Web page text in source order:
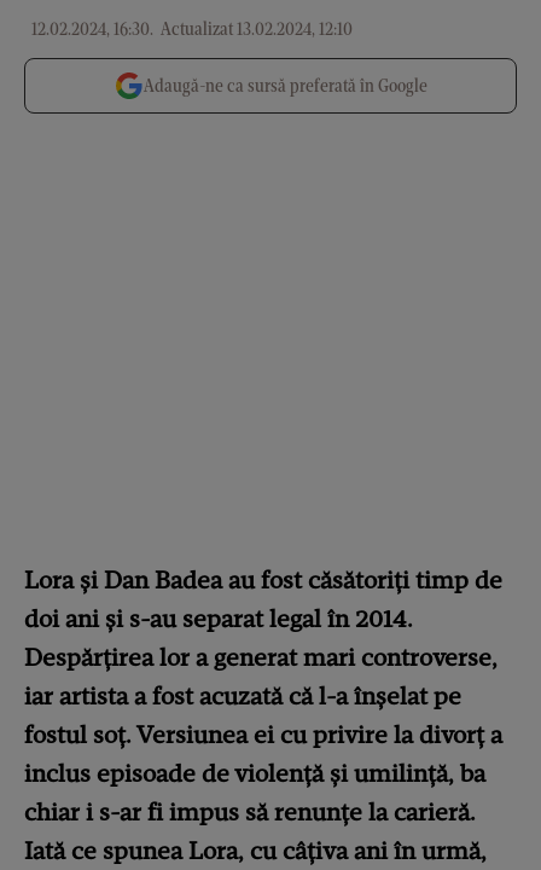
12.02.2024, 16:30. Actualizat 13.02.2024, 12:10
Adaugă-ne ca sursă preferată în Google
Lora și Dan Badea au fost căsătoriți timp de
doi ani și s-au separat legal în 2014.
Despărțirea lor a generat mari controverse,
iar artista a fost acuzată că l-a înșelat pe
fostul soț. Versiunea ei cu privire la divorț a
inclus episoade de violență și umilință, ba
chiar i s-ar fi impus să renunțe la carieră.
Iată ce spunea Lora, cu câțiva ani în urmă,